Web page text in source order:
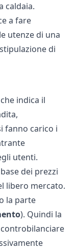
caldaia.
a fare
utenze di una
di
indica il
fanno carico i
utenti.
dei prezzi
libero mercato.
la parte
). Quindi la